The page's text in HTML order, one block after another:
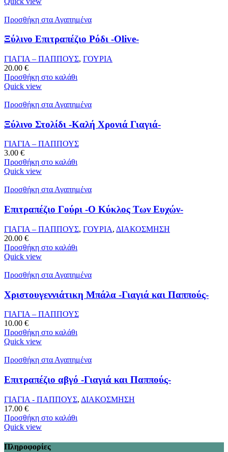
Προσθήκη στα Αγαπημένα
Ξύλινο Επιτραπέζιο Ρόδι -Olive-
ΓΙΑΓΙΑ – ΠΑΠΠΟΥΣ, ΓΟΥΡΙΑ
20.00 €
Προσθήκη στο καλάθι
Quick view
Προσθήκη στα Αγαπημένα
Ξύλινο Στολίδι -Καλή Χρονιά Γιαγιά-
ΓΙΑΓΙΑ – ΠΑΠΠΟΥΣ
3.00 €
Προσθήκη στο καλάθι
Quick view
Προσθήκη στα Αγαπημένα
Επιτραπέζιο Γούρι -Ο Κύκλος Των Ευχών-
ΓΙΑΓΙΑ – ΠΑΠΠΟΥΣ, ΓΟΥΡΙΑ, ΔΙΑΚΟΣΜΗΣΗ
20.00 €
Προσθήκη στο καλάθι
Quick view
Προσθήκη στα Αγαπημένα
Χριστουγεννιάτικη Μπάλα -Γιαγιά και Παππούς-
ΓΙΑΓΙΑ – ΠΑΠΠΟΥΣ
10.00 €
Προσθήκη στο καλάθι
Quick view
Προσθήκη στα Αγαπημένα
Επιτραπέζιο αβγό -Γιαγιά και Παππούς-
ΓΙΑΓΙΑ - ΠΑΠΠΟΥΣ, ΔΙΑΚΟΣΜΗΣΗ
17.00 €
Προσθήκη στο καλάθι
Quick view
Πληροφορίες